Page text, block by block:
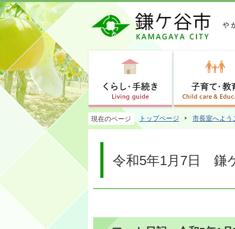
現在のページ トップページ 市長室へよう
令和5年1月7日 鎌